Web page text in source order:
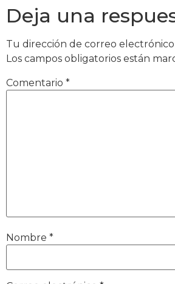
Deja una
Tu dirección de correo
Los campos obligatorios están
Comentario *
Nombre *